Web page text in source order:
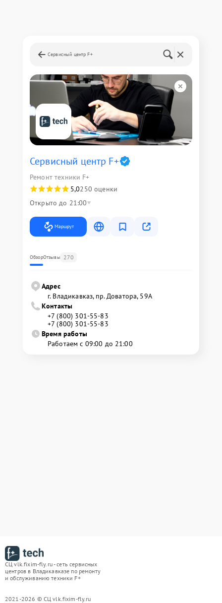
Сервисный центр F+
Сервисный центр F+
Ремонт техники F+
5,0250 оценки
Открыто до 21:00
Маршрут
ОбзорОтзывы 270
Адрес
г. Владикавказ, пр. Доватора, 59А
Контакты
+7 (800) 301-55-83
+7 (800) 301-55-83
Время работы
Работаем с 09:00 до 21:00
СЦ vlk.fixim-fly.ru - сеть сервисных
центров в Владикавказе по ремонту
и обслуживанию техники F+
2021-2026 © СЦ vlk.fixim-fly.ru